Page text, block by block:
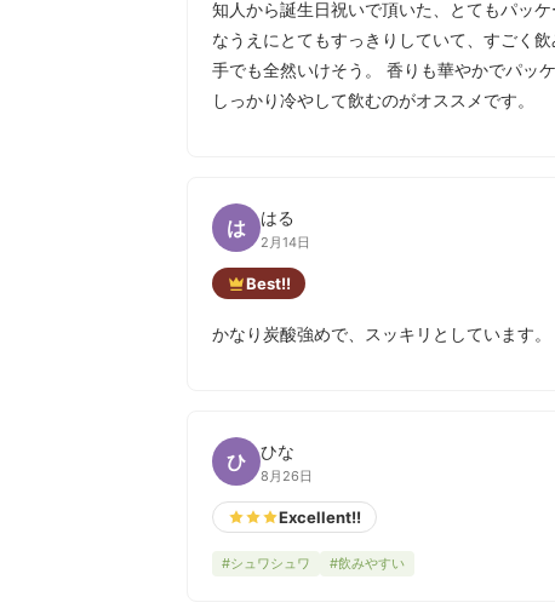
知人から誕生日祝いで頂いた、とてもパッ
なうえにとてもすっきりしていて、すごく
手でも全然いけそう。 香りも華やかでパッ
しっかり冷やして飲むのがオススメです。
は はる
2月14日
Best!!
かなり炭酸強めで、スッキリとしています
ひ ひな
8月26日
Excellent!!
#シュワシュワ #飲みやすい